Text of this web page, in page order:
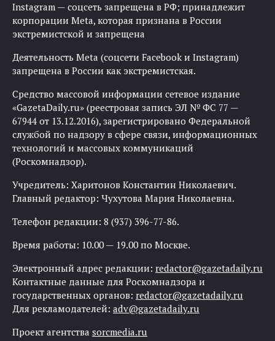
Instagram — соцсеть запрещена в РФ; принадлежит
корпорации Meta, которая признана в России
экстремистской и запрещена
Деятельность Meta (соцсети Facebook и Instagram)
запрещена в России как экстремистская.
Средство массовой информации сетевое издание
«GazetaDaily.ru» (реестровая запись ЭЛ № ФС 77 —
67944 от 13.12.2016), зарегистрировано Федеральной
службой по надзору в сфере связи, информационных
технологий и массовых коммуникаций
(Роскомнадзор).
Учредитель: Харитонов Константин Николаевич.
Главный редактор: Чухутова Мария Николаевна.
Телефон редакции: 8 (937) 396-77-86.
Время работы: 10.00 — 19.00 по Москве.
Электронный адрес редакции: redactor@gazetadaily.ru
Контактные данные для Роскомнадзора и
государственных органов: redactor@gazetadaily.ru
Для рекламодателей: adv@gazetadaily.ru
Проект агентства sorcmedia.ru